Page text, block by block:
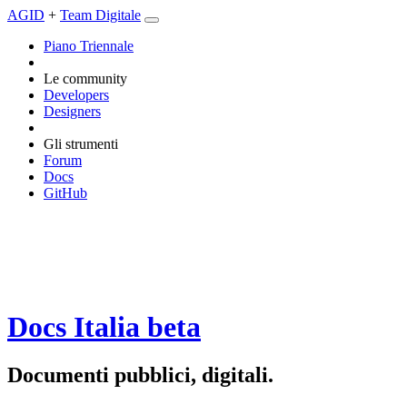
AGID + Team Digitale
Piano Triennale
Le community
Developers
Designers
Gli strumenti
Forum
Docs
GitHub
Docs Italia beta
Documenti pubblici, digitali.